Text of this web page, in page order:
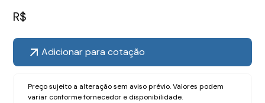
R$
Adicionar para cotação
Preço sujeito a alteração sem aviso prévio. Valores podem
variar conforme fornecedor e disponibilidade.